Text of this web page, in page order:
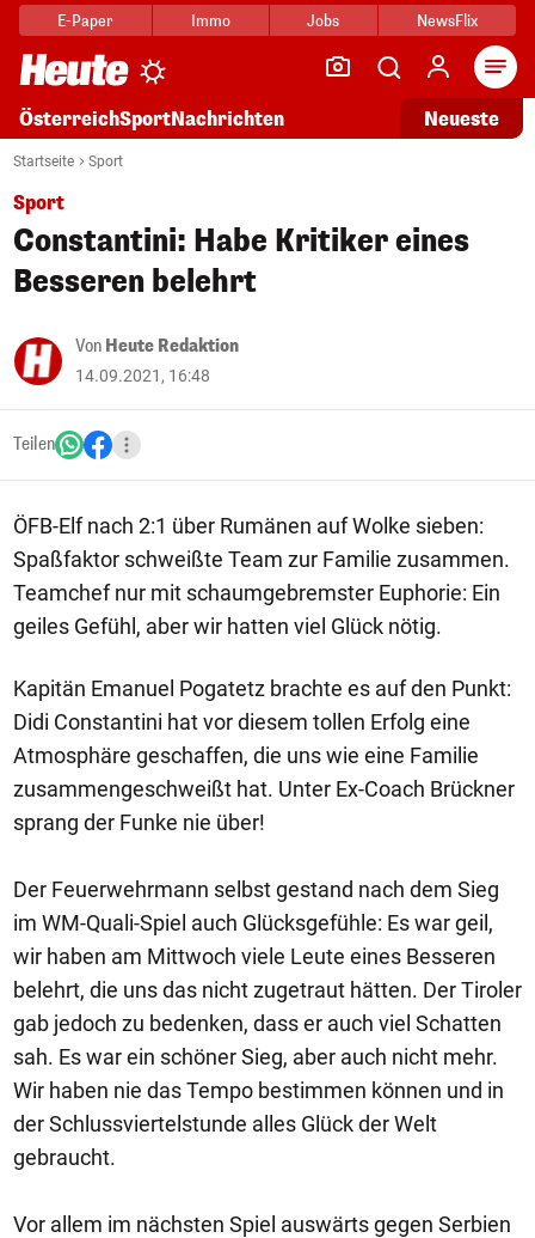
E-Paper Immo Jobs NewsFlix
ÖsterreichSportNachrichten Neueste
Startseite Sport
Sport
Constantini: Habe Kritiker eines
Besseren belehrt
Von Heute Redaktion
14.09.2021, 16:48
Teilen
ÖFB-Elf nach 2:1 über Rumänen auf Wolke sieben:
Spaßfaktor schweißte Team zur Familie zusammen.
Teamchef nur mit schaumgebremster Euphorie: Ein
geiles Gefühl, aber wir hatten viel Glück nötig.
Kapitän Emanuel Pogatetz brachte es auf den Punkt:
Didi Constantini hat vor diesem tollen Erfolg eine
Atmosphäre geschaffen, die uns wie eine Familie
zusammengeschweißt hat. Unter Ex-Coach Brückner
sprang der Funke nie über!
Der Feuerwehrmann selbst gestand nach dem Sieg
im WM-Quali-Spiel auch Glücksgefühle: Es war geil,
wir haben am Mittwoch viele Leute eines Besseren
belehrt, die uns das nicht zugetraut hätten. Der Tiroler
gab jedoch zu bedenken, dass er auch viel Schatten
sah. Es war ein schöner Sieg, aber auch nicht mehr.
Wir haben nie das Tempo bestimmen können und in
der Schlussviertelstunde alles Glück der Welt
gebraucht.
Vor allem im nächsten Spiel auswärts gegen Serbien